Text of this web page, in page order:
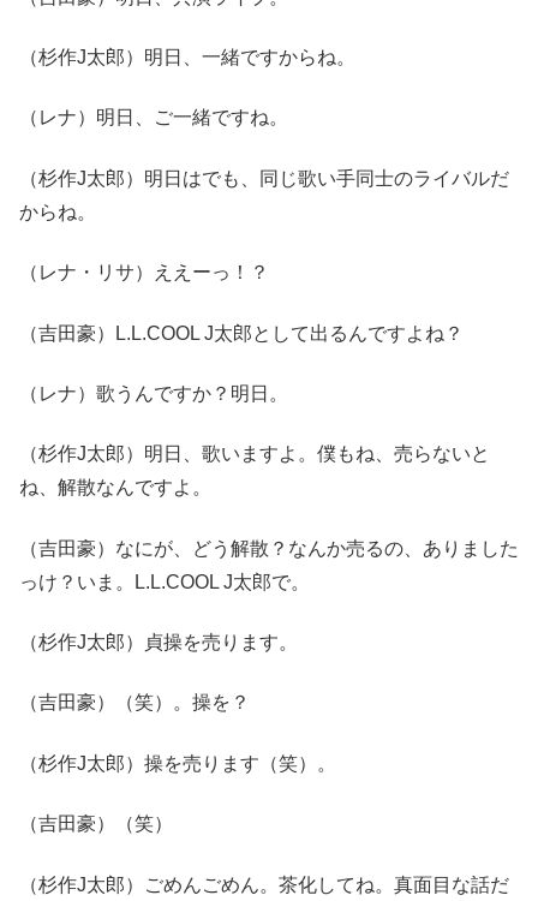
（杉作J太郎）明日、一緒ですからね。
（レナ）明日、ご一緒ですね。
（杉作J太郎）明日はでも、同じ歌い手同士のライバルだ
からね。
（レナ・リサ）ええーっ！？
（吉田豪）L.L.COOL J太郎として出るんですよね？
（レナ）歌うんですか？明日。
（杉作J太郎）明日、歌いますよ。僕もね、売らないと
ね、解散なんですよ。
（吉田豪）なにが、どう解散？なんか売るの、ありました
っけ？いま。L.L.COOL J太郎で。
（杉作J太郎）貞操を売ります。
（吉田豪）（笑）。操を？
（杉作J太郎）操を売ります（笑）。
（吉田豪）（笑）
（杉作J太郎）ごめんごめん。茶化してね。真面目な話だ